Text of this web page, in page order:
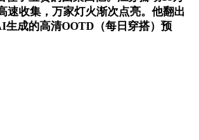
速收集，万家灯火渐次点亮。他翻出
生成的高清OOTD（每日穿搭）预